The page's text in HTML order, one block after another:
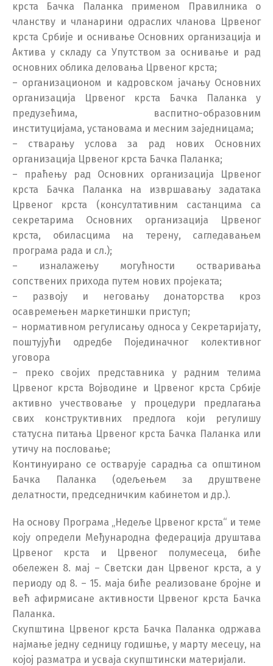
крста Бачка Паланка применом Правилника о
чланству и чланарини одраслих чланова Црвеног
крста Србије и оснивање Основних организација и
Актива у складу са Упутством за оснивање и рад
основних облика деловања Црвеног крста;
– организационом и кадровском јачању Основних
организација Црвеног крста Бачка Паланка у
предузећима, васпитно-образовним
институцијама, установама и месним заједницама;
– стварању услова за рад нових Основних
организација Црвеног крста Бачка Паланка;
– праћењу рад Основних организација Црвеног
крста Бачка Паланка на извршавању задатака
Црвеног крста (консултативним састанцима са
секретарима Основних организација Црвеног
крста, обиласцима на терену, сагледавањем
програма рада и сл.);
– изналажењу могућности остваривања
сопствених прихода путем нових пројеката;
– развоју и неговању донаторства кроз
осавремењен маркетиншки приступ;
– нормативном регулисању односа у Секретаријату,
поштујући одредбе Појединачног колективног
уговора
– преко својих представника у радним телима
Црвеног крста Војводине и Црвеног крста Србије
активно учествовање у процедури предлагања
свих конструктивних предлога који регулишу
статусна питања Црвеног крста Бачка Паланка или
утичу на пословање;
Континуирано се остварује сарадња са општином
Бачка Паланка (одељењем за друштвене
делатности, председничким кабинетом и др.).
На основу Програма „Недеље Црвеног крста“ и теме
коју определи Међународна федерација друштава
Црвеног крста и Црвеног полумесеца, биће
обележен 8. мај – Светски дан Црвеног крста, а у
периоду од 8. – 15. маја биће реализоване бројне и
већ афирмисане активности Црвеног крста Бачка
Паланка.
Скупштина Црвеног крста Бачка Паланка одржава
најмање једну седницу годишње, у марту месецу, на
којој разматра и усваја скупштински материјали.